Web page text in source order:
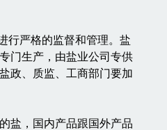
严格的监督和管理。盐
门生产，由盐业公司专供
政、质监、工商部门要加
，国内产品跟国外产品